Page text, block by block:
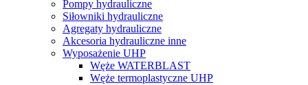
Pompy hydrauliczne
Siłowniki hydrauliczne
Agregaty hydrauliczne
Akcesoria hydrauliczne inne
Wyposażenie UHP
Węże WATERBLAST
Węże termoplastyczne UHP